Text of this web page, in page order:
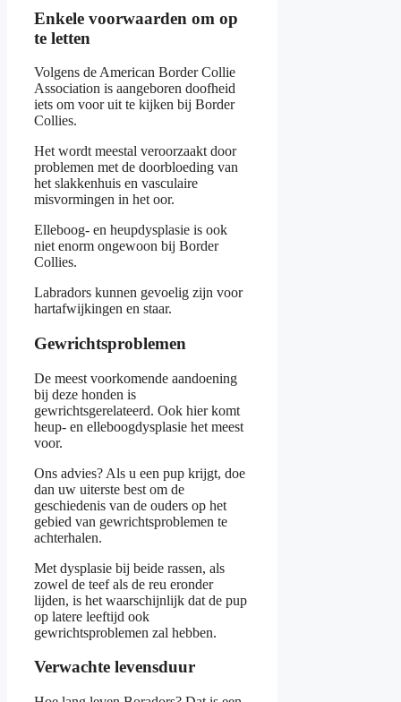
Enkele voorwaarden om op
te letten
Volgens de American Border Collie
Association is aangeboren doofheid
iets om voor uit te kijken bij Border
Collies.
Het wordt meestal veroorzaakt door
problemen met de doorbloeding van
het slakkenhuis en vasculaire
misvormingen in het oor.
Elleboog- en heupdysplasie is ook
niet enorm ongewoon bij Border
Collies.
Labradors kunnen gevoelig zijn voor
hartafwijkingen en staar.
Gewrichtsproblemen
De meest voorkomende aandoening
bij deze honden is
gewrichtsgerelateerd. Ook hier komt
heup- en elleboogdysplasie het meest
voor.
Ons advies? Als u een pup krijgt, doe
dan uw uiterste best om de
geschiedenis van de ouders op het
gebied van gewrichtsproblemen te
achterhalen.
Met dysplasie bij beide rassen, als
zowel de teef als de reu eronder
lijden, is het waarschijnlijk dat de pup
op latere leeftijd ook
gewrichtsproblemen zal hebben.
Verwachte levensduur